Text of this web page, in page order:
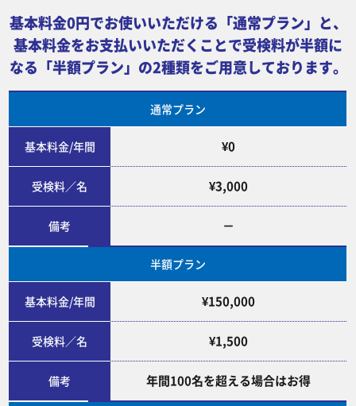
基本料金0円でお使いいただける「通常プラン」と、
基本料金をお支払いいただくことで受検料が半額に
なる「半額プラン」の2種類をご用意しております。
通常プラン
基本料金/年間 ¥0
受検料／名 ¥3,000
備考 －
半額プラン
基本料金/年間 ¥150,000
受検料／名 ¥1,500
備考 年間100名を超える場合はお得